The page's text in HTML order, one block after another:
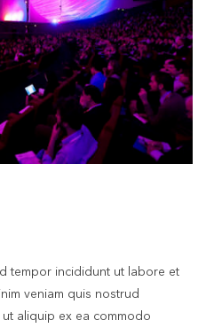
tempor incididunt ut labore et
veniam quis nostrud
aliquip ex ea commodo